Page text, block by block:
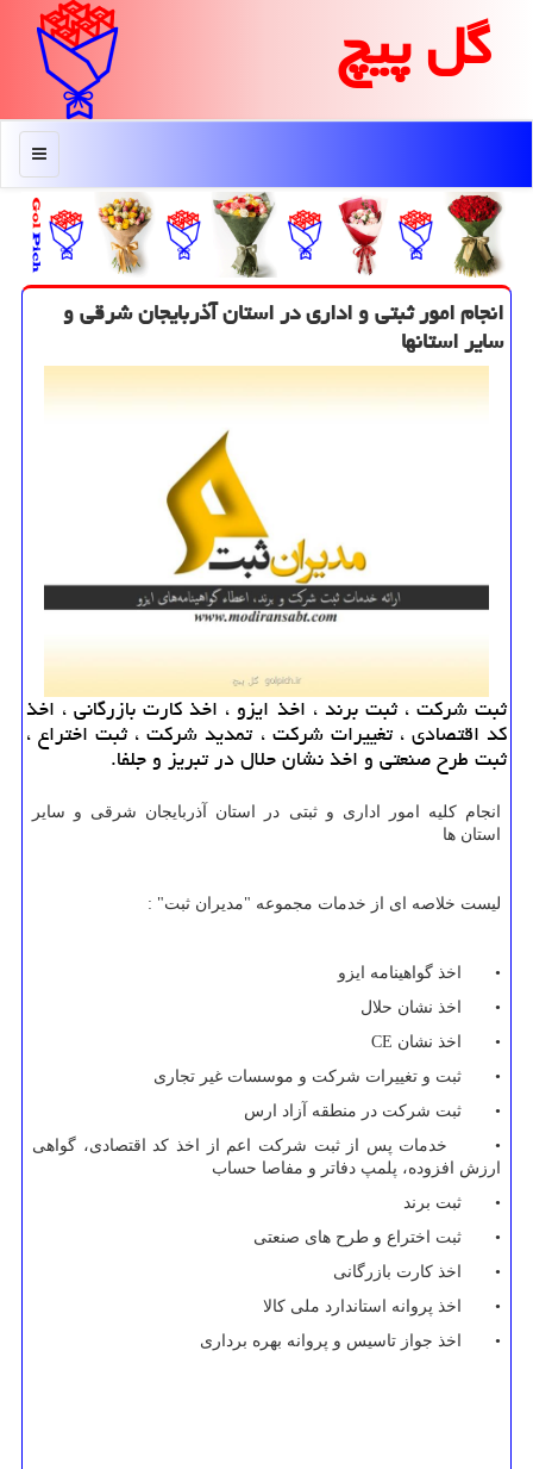
گل پیچ
منو
انجام امور ثبتی و اداری در استان آذربایجان شرقی و
سایر استانها
ثبت شركت ، ثبت برند ، اخذ ایزو ، اخذ كارت بازرگانی ، اخذ
كد اقتصادی ، تغییرات شركت ، تمدید شركت ، ثبت اختراع ،
ثبت طرح صنعتی و اخذ نشان حلال در تبریز و جلفا.
انجام کلیه امور اداری و ثبتی در استان آذربایجان شرقی و سایر
استان ها
لیست خلاصه ای از خدمات مجموعه "مدیران ثبت" :
• اخذ گواهینامه ایزو
• اخذ نشان حلال
• اخذ نشان CE
• ثبت و تغییرات شرکت و موسسات غیر تجاری
• ثبت شرکت در منطقه آزاد ارس
• خدمات پس از ثبت شرکت اعم از اخذ کد اقتصادی، گواهی
ارزش افزوده، پلمپ دفاتر و مفاصا حساب
• ثبت برند
• ثبت اختراع و طرح های صنعتی
• اخذ کارت بازرگانی
• اخذ پروانه استاندارد ملی کالا
• اخذ جواز تاسیس و پروانه بهره برداری